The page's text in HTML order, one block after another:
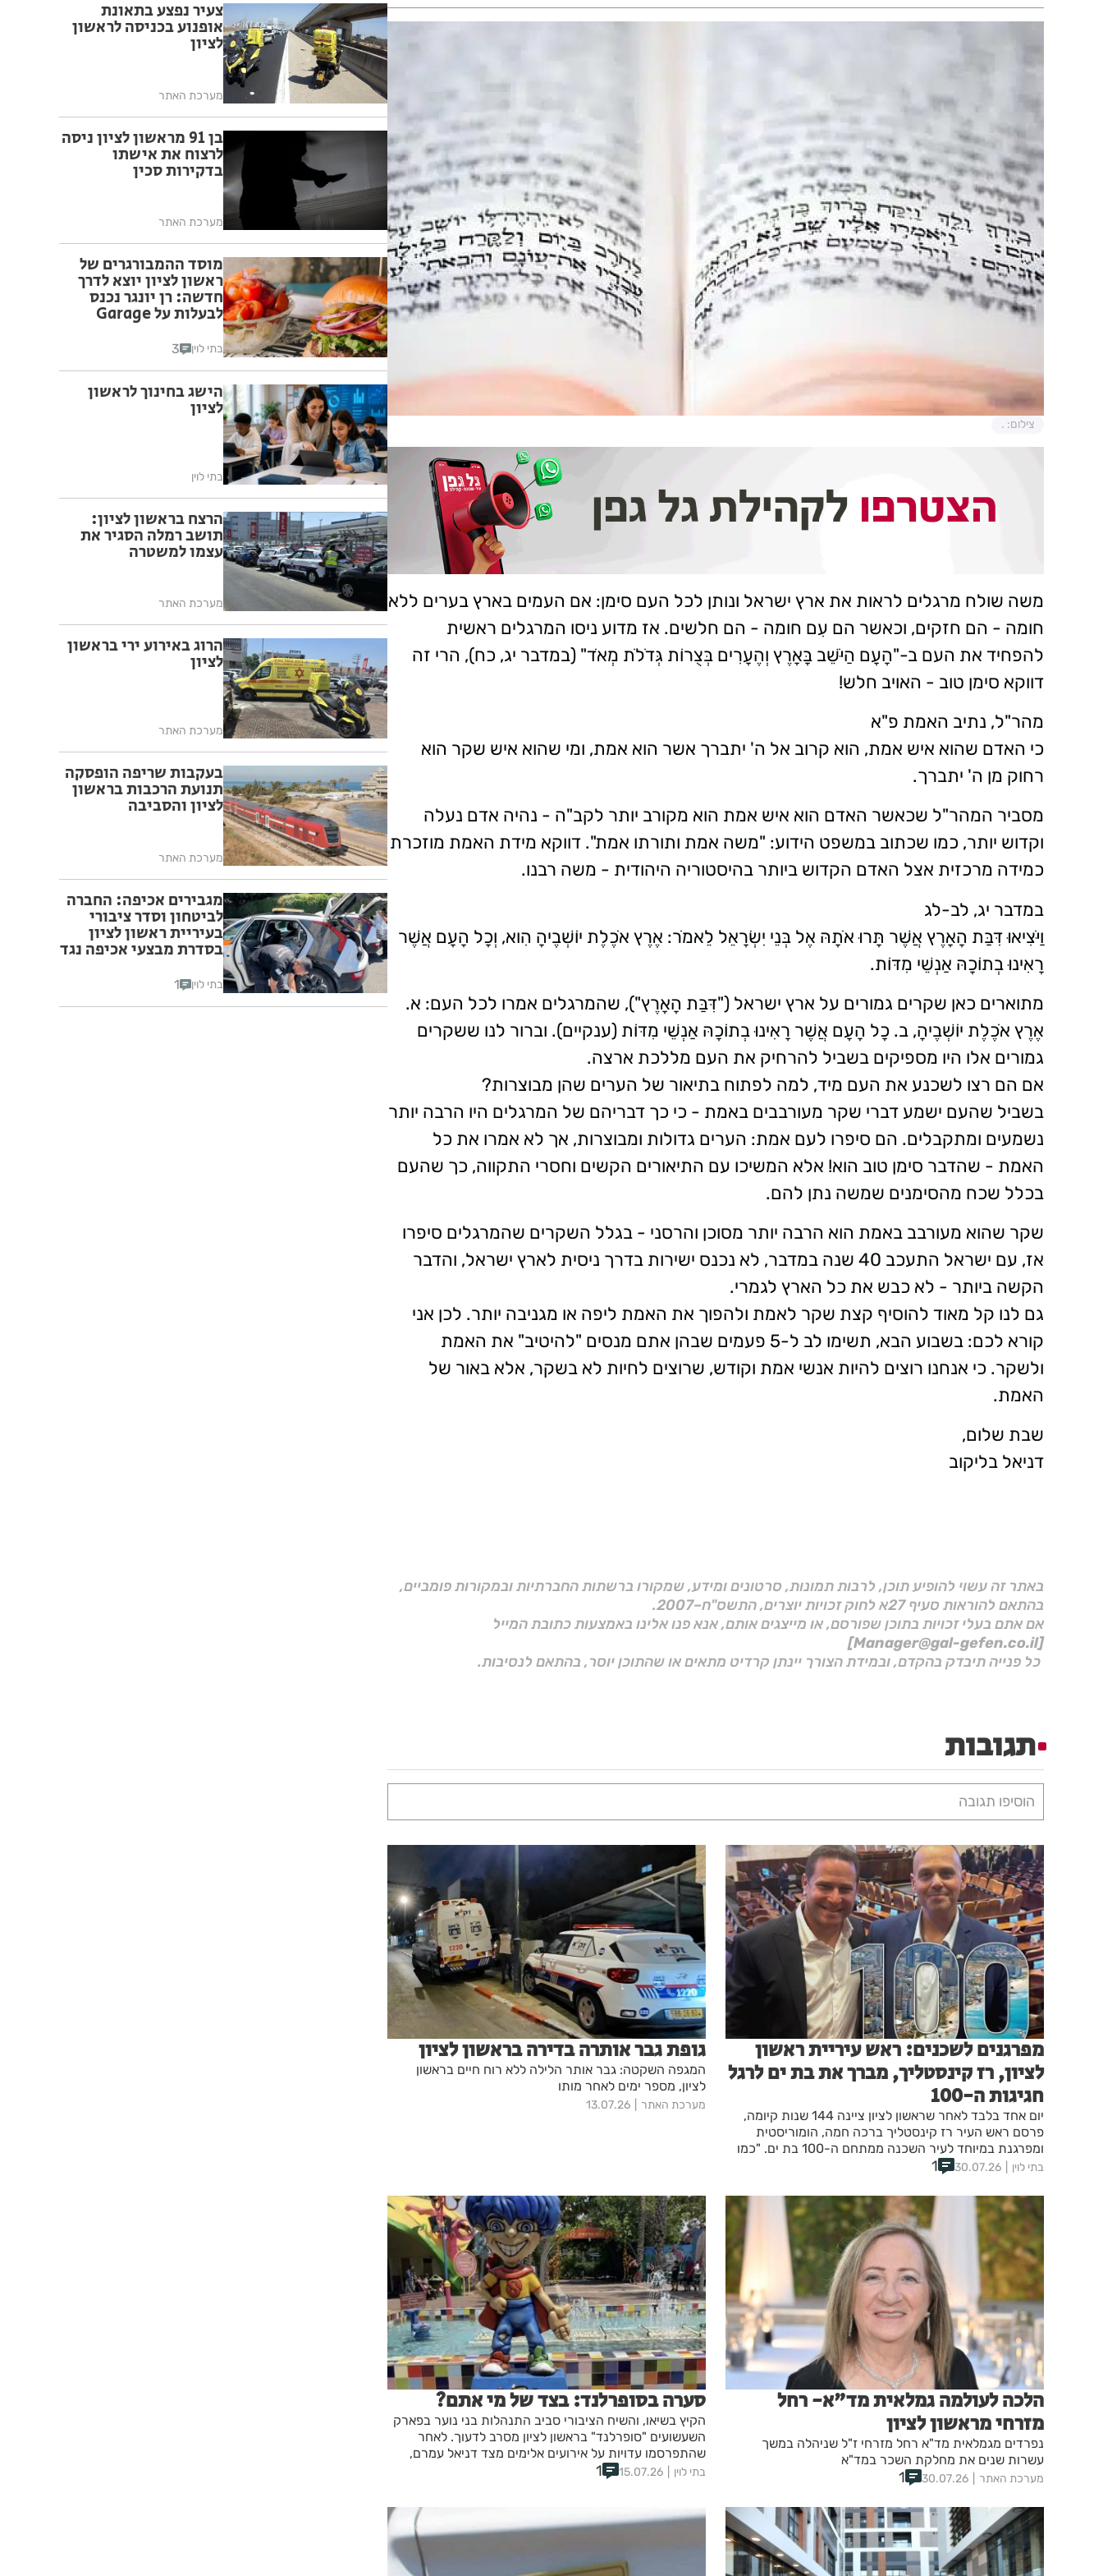
צילום: .
משה שולח מרגלים לראות את ארץ ישראל ונותן לכל העם סימן: אם העמים בארץ בערים ללא
חומה - הם חזקים, וכאשר הם עִם חומה - הם חלשים. אז מדוע ניסו המרגלים ראשית
להפחיד את העם ב-"הָעָם הַיֹּשֵׁב בָּאָרֶץ וְהֶעָרִים בְּצֻרוֹת גְּדֹלֹת מְאֹד" (במדבר יג, כח), הרי זה
דווקא סימן טוב - האויב חלש!
מהר"ל, נתיב האמת פ"א
כי האדם שהוא איש אמת, הוא קרוב אל ה' יתברך אשר הוא אמת, ומי שהוא איש שקר הוא
רחוק מן ה' יתברך.
מסביר המהר"ל שכאשר האדם הוא איש אמת הוא מקורב יותר לקב"ה - נהיה אדם נעלה
וקדוש יותר, כמו שכתוב במשפט הידוע: "משה אמת ותורתו אמת". דווקא מידת האמת מוזכרת
כמידה מרכזית אצל האדם הקדוש ביותר בהיסטוריה היהודית - משה רבנו.
במדבר יג, לב-לג
וַיֹּצִיאוּ דִּבַּת הָאָרֶץ אֲשֶׁר תָּרוּ אֹתָהּ אֶל בְּנֵי יִשְׂרָאֵל לֵאמֹר: אֶרֶץ אֹכֶלֶת יוֹשְׁבֶיהָ הִוא, וְכָל הָעָם אֲשֶׁר
רָאִינוּ בְתוֹכָהּ אַנְשֵׁי מִדּוֹת.
מתוארים כאן שקרים גמורים על ארץ ישראל ("דִּבַּת הָאָרֶץ"), שהמרגלים אמרו לכל העם: א.
אֶרֶץ אֹכֶלֶת יוֹשְׁבֶיהָ, ב. כָל הָעָם אֲשֶׁר רָאִינוּ בְתוֹכָהּ אַנְשֵׁי מִדּוֹת (ענקיים). וברור לנו ששקרים
גמורים אלו היו מספיקים בשביל להרחיק את העם מללכת ארצה.
אם הם רצו לשכנע את העם מיד, למה לפתוח בתיאור של הערים שהן מבוצרות?
בשביל שהעם ישמע דברי שקר מעורבבים באמת - כי כך דבריהם של המרגלים היו הרבה יותר
נשמעים ומתקבלים. הם סיפרו לעם אמת: הערים גדולות ומבוצרות, אך לא אמרו את כל
האמת - שהדבר סימן טוב הוא! אלא המשיכו עם התיאורים הקשים וחסרי התקווה, כך שהעם
בכלל שכח מהסימנים שמשה נתן להם.
שקר שהוא מעורבב באמת הוא הרבה יותר מסוכן והרסני - בגלל השקרים שהמרגלים סיפרו
אז, עם ישראל התעכב 40 שנה במדבר, לא נכנס ישירות בדרך ניסית לארץ ישראל, והדבר
הקשה ביותר - לא כבש את כל הארץ לגמרי.
גם לנו קל מאוד להוסיף קצת שקר לאמת ולהפוך את האמת ליפה או מגניבה יותר. לכן אני
קורא לכם: בשבוע הבא, תשימו לב ל-5 פעמים שבהן אתם מנסים "להיטיב" את האמת
ולשקר. כי אנחנו רוצים להיות אנשי אמת וקודש, שרוצים לחיות לא בשקר, אלא באור של
האמת.
שבת שלום,
דניאל בליקוב
באתר זה עשוי להופיע תוכן, לרבות תמונות, סרטונים ומידע, שמקורו ברשתות החברתיות ובמקורות פומביים,
בהתאם להוראות סעיף 27א לחוק זכויות יוצרים, התשס"ח–2007.
אם אתם בעלי זכויות בתוכן שפורסם, או מייצגים אותם, אנא פנו אלינו באמצעות כתובת המייל
[Manager@gal-gefen.co.il]
כל פנייה תיבדק בהקדם, ובמידת הצורך יינתן קרדיט מתאים או שהתוכן יוסר, בהתאם לנסיבות.
תגובות
הוסיפו תגובה
מפרגנים לשכנים: ראש עיריית ראשון
לציון, רז קינסטליך, מברך את בת ים לרגל
חגיגות ה-100
יום אחד בלבד לאחר שראשון לציון ציינה 144 שנות קיומה,
פרסם ראש העיר רז קינסטליך ברכה חמה, הומוריסטית
ומפרגנת במיוחד לעיר השכנה ממתחם ה-100 בת ים. "כמו
חברות ממש טובות, השתדלנו שהחגיגות לא יצאו על אותו יום"
בתי לוין 30.07.26
1
גופת גבר אותרה בדירה בראשון לציון
המגפה השקטה: גבר אותר הלילה ללא רוח חיים בראשון
לציון, מספר ימים לאחר מותו
מערכת האתר 13.07.26
הלכה לעולמה גמלאית מד"א- רחל
מזרחי מראשון לציון
נפרדים מגמלאית מד"א רחל מזרחי ז"ל שניהלה במשך
עשרות שנים את מחלקת השכר במד"א
מערכת האתר 30.07.26
1
סערה בסופרלנד: בצד של מי אתם?
הקיץ בשיאו, והשיח הציבורי סביב התנהלות בני נוער בפארק
השעשועים "סופרלנד" בראשון לציון מסרב לדעוך. לאחר
שהתפרסמו עדויות על אירועים אלימים מצד דניאל עמרם,
הצטרף אלירז שדה לדיון ופרסם מונולוג נוקב המעורר הדים
בתי לוין 15.07.26
1
צעיר נפצע בתאונת
אופנוע בכניסה לראשון
לציון
מערכת האתר
בן 91 מראשון לציון ניסה
לרצוח את אישתו
בדקירות סכין
מערכת האתר
מוסד ההמבורגרים של
ראשון לציון יוצא לדרך
חדשה: רן יונגר נכנס
לבעלות על Garage
בתי לוין 3
הישג בחינוך לראשון
לציון
בתי לוין
הרצח בראשון לציון:
תושב רמלה הסגיר את
עצמו למשטרה
מערכת האתר
הרוג באירוע ירי בראשון
לציון
מערכת האתר
בעקבות שריפה הופסקה
תנועת הרכבות בראשון
לציון והסביבה
מערכת האתר
מגבירים אכיפה: החברה
לביטחון וסדר ציבורי
בעיריית ראשון לציון
בסדרת מבצעי אכיפה נגד
העיר
בתי לוין 1